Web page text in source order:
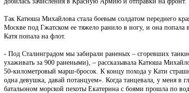
Так Катюша Михайлова стала боевым солдатом переднего
Москве под Гжатском ее тяжело ранило в ногу, и она попала
Катя попала на флот.
- Под Сталинградом мы забирали раненых – сгоревших
ухаживать за 900 ранеными), – рассказывала Катюша
50-километровый марш-бросок. К концу похода у Кати
одна девушка, давай потанцуем». Когда танцевала, у меня в
батальоном морской пехоты Екатерина с боями прошла по